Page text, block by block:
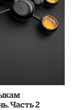
Часть 2